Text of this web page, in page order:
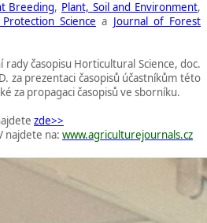
Breeding, Plant, Soil and Environment,
Science a Journal of Forest
rady časopisu Horticultural Science, doc.
za prezentaci časopisů účastníkům této
za propagaci časopisů ve sborníku.
zde>>
najdete na: www.agriculturejournals.cz